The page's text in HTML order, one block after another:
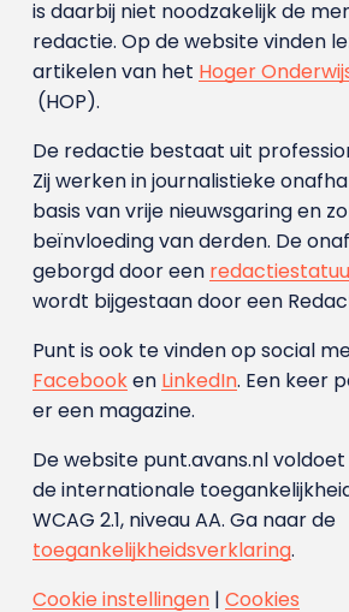
is daarbij niet noodzakelijk de
redactie. Op de website vinden
artikelen van het Hoger
(HOP).
De redactie bestaat uit
Zij werken in journalistieke
basis van vrije nieuwsgaring en
beïnvloeding van derden. De
geborgd door een
wordt bijgestaan door een
Punt is ook te vinden op social
Facebooken LinkedIn. Een keer
er een magazine.
De website punt.avans.nl
de internationale
WCAG 2.1, niveau AA. Ga naar de
toegankelijkheidsverklaring.
Cookie instellingen| Cookies